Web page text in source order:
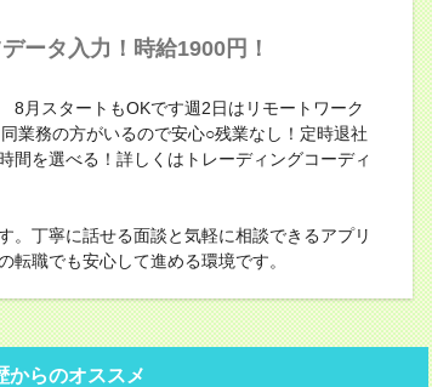
ータ入力！時給1900円！
8月スタートもOKです週2日はリモートワーク
業務の方がいるので安心○残業なし！定時退社
間を選べる！詳しくはトレーディングコーディ
。丁寧に話せる面談と気軽に相談できるアプリ
転職でも安心して進める環境です。
からのオススメ